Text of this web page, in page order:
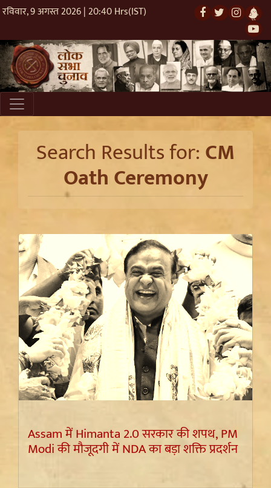
रविवार, 9 अगस्त 2026 | 20:40 Hrs(IST)
Search Results for:CM
Oath Ceremony
Assam में Himanta 2.0 सरकार की शपथ, PM
Modi की मौजूदगी में NDA का बड़ा शक्ति प्रदर्शन